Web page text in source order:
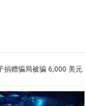
捐赠骗局被骗 6,000 美元